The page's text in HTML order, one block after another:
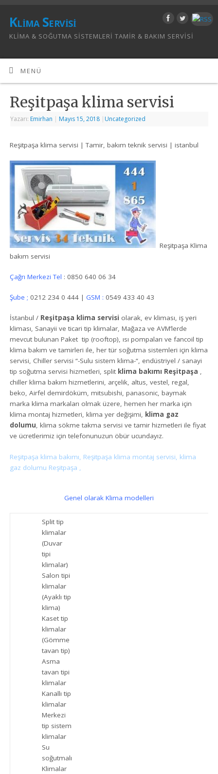
Klima Servisi
KLIMA & SOĞUTMA SISTEMLERI TAMIR & BAKIM SERVISI
MENÜ
Reşitpaşa klima servisi
Yazarı: Emirhan | Mayıs 15, 2018 | Uncategorized
Reşitpaşa klima servisi | Tamir, bakım teknik servisi | istanbul
Reşitpaşa Klima
bakım servisi
Çağrı Merkezi Tel : 0850 640 06 34
Şube ;0212 234 0 444 |GSM : 0549 433 40 43
İstanbul / Reşitpaşa klima servisi olarak, ev kliması, iş yeri
kliması, Sanayii ve ticari tip klimalar, Mağaza ve AVM’lerde
mevcut bulunan Paket tip (rooftop), ısı pompaları ve fancoil tip
klima bakım ve tamirleri ile, her tür soğutma sistemleri için klima
servisi, Chiller servisi “-Sulu sistem klima-“, endüstriyel / sanayi
tip soğutma servisi hizmetleri, split klima bakımı Reşitpaşa ,
chiller klima bakım hizmetlerini, arçelik, altus, vestel, regal,
beko, Airfel demirdöküm, mitsubishi, panasonic, baymak
marka klima markaları olmak üzere, hemen her marka için
klima montaj hizmetleri, klima yer değişimi, klima gaz
dolumu, klima sökme takma servisi ve tamir hizmetleri ile fiyat
ve ücretlerimiz için telefonunuzun öbür ucundayız.
Reşitpaşa klima bakımı, Reşitpaşa klima montaj servisi, klima
gaz dolumu Reşitpaşa ,
Genel olarak Klima modelleri
Split tip
klimalar
(Duvar
tipi
klimalar)
Salon tipi
klimalar
(Ayaklı tip
klima)
Kaset tip
klimalar
(Gömme
tavan tip)
Asma
tavan tipi
klimalar
Kanallı tip
klimalar
Merkezi
tip sistem
klimalar
Su
soğutmalı
Klimalar